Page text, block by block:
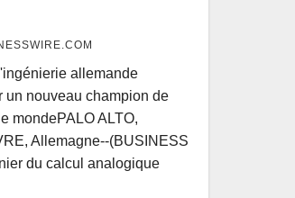
allemande
un nouveau champion de
mondePALO ALTO,
Allemagne--(BUSINESS
du calcul analogique